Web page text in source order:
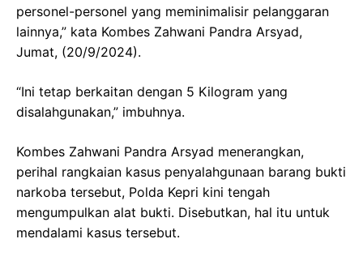
personel-personel yang meminimalisir pelanggaran
lainnya,” kata Kombes Zahwani Pandra Arsyad,
Jumat, (20/9/2024).
“Ini tetap berkaitan dengan 5 Kilogram yang
disalahgunakan,” imbuhnya.
Kombes Zahwani Pandra Arsyad menerangkan,
perihal rangkaian kasus penyalahgunaan barang bukti
narkoba tersebut, Polda Kepri kini tengah
mengumpulkan alat bukti. Disebutkan, hal itu untuk
mendalami kasus tersebut.